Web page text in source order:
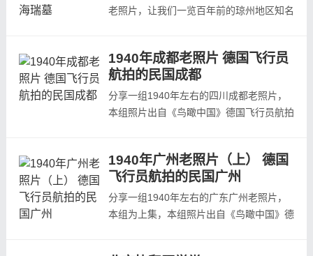
细亚大观》第8辑第9回目录作者站在建港
老照片，让我们一览百年前的琼州地区知名
胜》一书。 本书原名叫《广东名胜史迹》
又名《粤古稽真》1922年广东岳阳堂药行
发行所发行。虽然本书以广东地区老照片为
主，但是也有梧州、琼州、香港、澳门的
1940年成都老照片 德国飞行员
航拍的民国成都
分享一组1940年左右的四川成都老照片，
本组照片出自《鸟瞰中国》德国飞行员航拍
China》，是由民国时期一名德国飞行员科
斯特（J. P. Koster）拍摄，这些照片大致
拍摄于 1940 年前。照片预览：...
1940年广州老照片（上） 德国
飞行员航拍的民国广州
分享一组1940年左右的广东广州老照片，
本组为上集，本组照片出自《鸟瞰中国》德